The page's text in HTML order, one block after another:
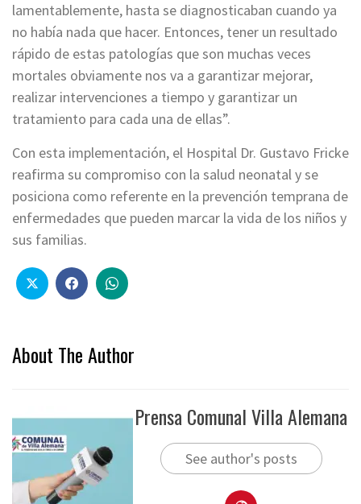
lamentablemente, hasta se diagnosticaban cuando ya
no había nada que hacer. Entonces, tener un resultado
rápido de estas patologías que son muchas veces
mortales obviamente nos va a garantizar mejorar,
realizar intervenciones a tiempo y garantizar un
tratamiento para cada una de ellas”.
Con esta implementación, el Hospital Dr. Gustavo Fricke
reafirma su compromiso con la salud neonatal y se
posiciona como referente en la prevención temprana de
enfermedades que pueden marcar la vida de los niños y
sus familias.
About The Author
Prensa Comunal Villa Alemana
See author's posts